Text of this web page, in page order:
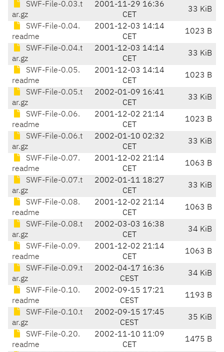
SWF-File-0.03.t
ar.gz
2001-11-29 16:36
CET
33 KiB
SWF-File-0.04.
readme
2001-12-03 14:14
CET
1023 B
SWF-File-0.04.t
ar.gz
2001-12-03 14:14
CET
33 KiB
SWF-File-0.05.
readme
2001-12-03 14:14
CET
1023 B
SWF-File-0.05.t
ar.gz
2002-01-09 16:41
CET
33 KiB
SWF-File-0.06.
readme
2001-12-02 21:14
CET
1023 B
SWF-File-0.06.t
ar.gz
2002-01-10 02:32
CET
33 KiB
SWF-File-0.07.
readme
2001-12-02 21:14
CET
1063 B
SWF-File-0.07.t
ar.gz
2002-01-11 18:27
CET
33 KiB
SWF-File-0.08.
readme
2001-12-02 21:14
CET
1063 B
SWF-File-0.08.t
ar.gz
2002-03-03 16:38
CET
34 KiB
SWF-File-0.09.
readme
2001-12-02 21:14
CET
1063 B
SWF-File-0.09.t
ar.gz
2002-04-17 16:36
CEST
34 KiB
SWF-File-0.10.
readme
2002-09-15 17:21
CEST
1193 B
SWF-File-0.10.t
ar.gz
2002-09-15 17:45
CEST
35 KiB
SWF-File-0.20.
readme
2002-11-10 11:09
CET
1475 B